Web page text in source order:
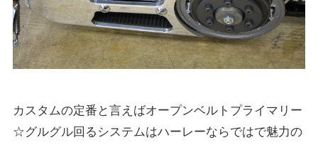
カスタムの定番と言えばオープンベルトプライマリー
☆グルグル回るシステムはハーレーならではで魅力の